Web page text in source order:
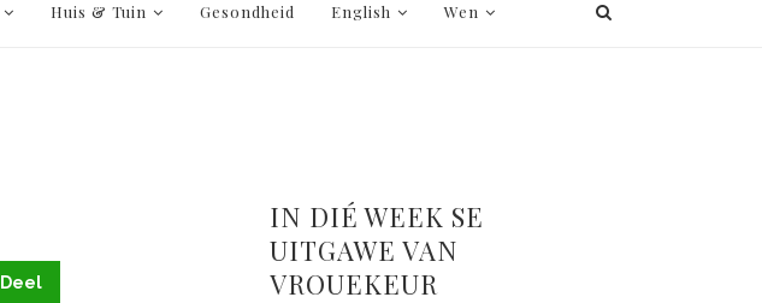
Huis & Tuin Gesondheid English Wen
Deel
IN DIÉ WEEK SE
UITGAWE VAN
VROUEKEUR